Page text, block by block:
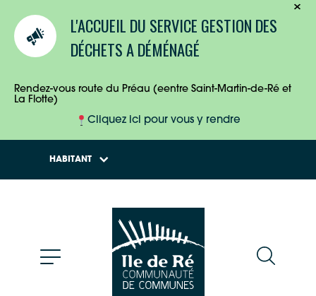
L'ACCUEIL DU SERVICE GESTION DES
DÉCHETS A DÉMÉNAGÉ
Rendez-vous route du Préau (eentre Saint-Martin-de-Ré et
La Flotte)
Cliquez ici pour vous y rendre
HABITANT
ENTREPRISES